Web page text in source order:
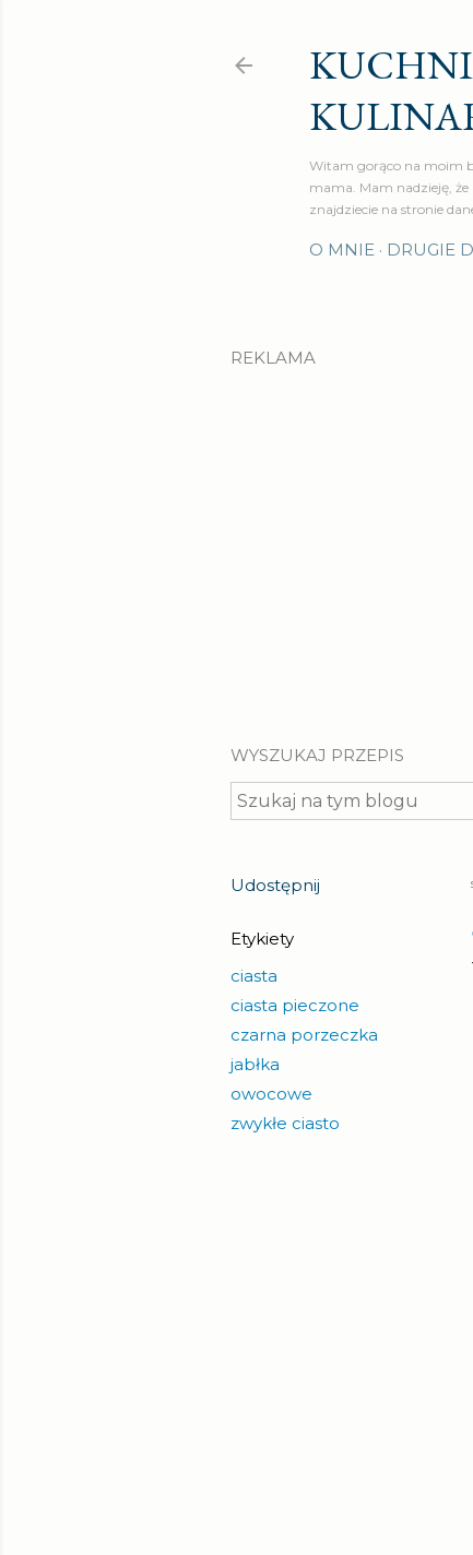
Witam gorąco na moim
mama. Mam nadzieję,
znajdziecie na stronie
O MNIE DRUGIE
REKLAMA
WYSZUKAJ PRZEPIS
Udostępnij
Etykiety
ciasta
ciasta pieczone
czarna porzeczka
jabłka
owocowe
zwykłe ciasto